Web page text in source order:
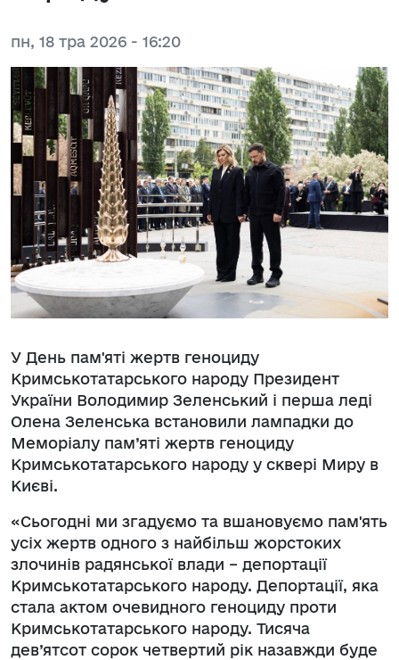
пн, 18 тра 2026 - 16:20
У День пам'яті жертв геноциду
Кримськотатарського народу Президент
України Володимир Зеленський і перша леді
Олена Зеленська встановили лампадки до
Меморіалу пам’яті жертв геноциду
Кримськотатарського народу у сквері Миру в
Києві.
«Сьогодні ми згадуємо та вшановуємо пам'ять
усіх жертв одного з найбільш жорстоких
злочинів радянської влади – депортації
Кримськотатарського народу. Депортації, яка
стала актом очевидного геноциду проти
Кримськотатарського народу. Тисяча
дев’ятсот сорок четвертий рік назавжди буде